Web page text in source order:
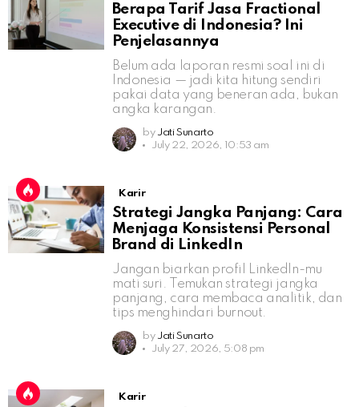
Berapa Tarif Jasa Fractional
Executive di Indonesia? Ini
Penjelasannya
Belum ada laporan resmi soal ini di
Indonesia — jadi kita hitung sendiri
pakai data yang beneran ada, bukan
angka karangan.
by Jati Sunarto
July 22, 2026, 10:53 am
Karir
Strategi Jangka Panjang: Cara
Menjaga Konsistensi Personal
Brand di LinkedIn
Jangan biarkan profil LinkedIn-mu
mati suri. Temukan strategi jangka
panjang, cara membaca analitik, dan
tips menghindari burnout.
by Jati Sunarto
July 27, 2026, 5:08 pm
Karir